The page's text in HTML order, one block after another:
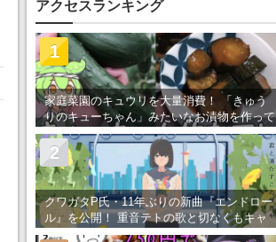
アクセスランキング
家庭菜園のキュウリを大量消費！ 「きゅう
りのキューちゃん」みたいなお漬物を作って
みた
1
クワガタP氏・11年ぶりの新曲『エンドロー
ル』を公開！ 重音テトの歌と切なくもキャ
ッチーなメロディーが胸にしみる
2